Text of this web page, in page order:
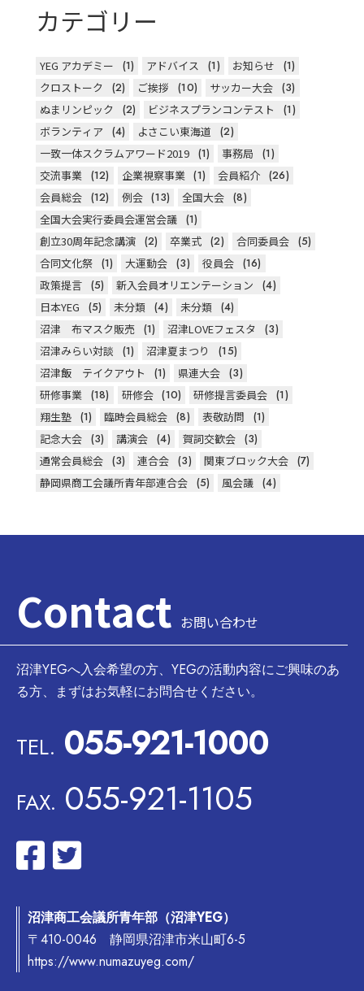
カテゴリー
YEG アカデミー (1) アドバイス (1) お知らせ
(1)
クロストーク
(2) ご挨拶 (10) サッカー大会 (3)
ぬまリンピック
(2) ビジネスプランコンテスト
(1)
ボランティア
(4) よさこい東海道
(2)
一致一体スクラムアワード2019 (1) 事務局
(1)
交流事業 (12) 企業視察事業 (1) 会員紹介 (26)
会員総会 (12) 例会 (13) 全国大会 (8)
全国大会実行委員会運営会議 (1)
創立30周年記念講演 (2) 卒業式 (2) 合同委員会 (5)
合同文化祭 (1) 大運動会 (3) 役員会 (16)
政策提言 (5) 新入会員オリエンテーション
(4)
日本YEG
(5) 未分類 (4) 未分類 (4)
沼津 布マスク販売 (1) 沼津LOVEフェスタ
(3)
沼津みらい対談
(1) 沼津夏まつり
(15)
沼津飯 テイクアウト
(1) 県連大会 (3)
研修事業 (18) 研修会 (10) 研修提言委員会 (1)
翔生塾 (1) 臨時会員総会 (8) 表敬訪問
(1)
記念大会 (3) 講演会 (4) 賀詞交歓会 (3)
通常会員総会 (3) 連合会 (3) 関東ブロック大会 (7)
静岡県商工会議所青年部連合会 (5) 風会議 (4)
Contact お問い合わせ
沼津YEGへ入会希望の方、YEGの活動内容にご興味のあ
る方、まずはお気軽にお問合せください。
TEL. 055-921-1000
FAX. 055-921-1105
沼津商工会議所青年部（沼津YEG）
〒410-0046 静岡県沼津市米山町6-5
https://www.numazuyeg.com/